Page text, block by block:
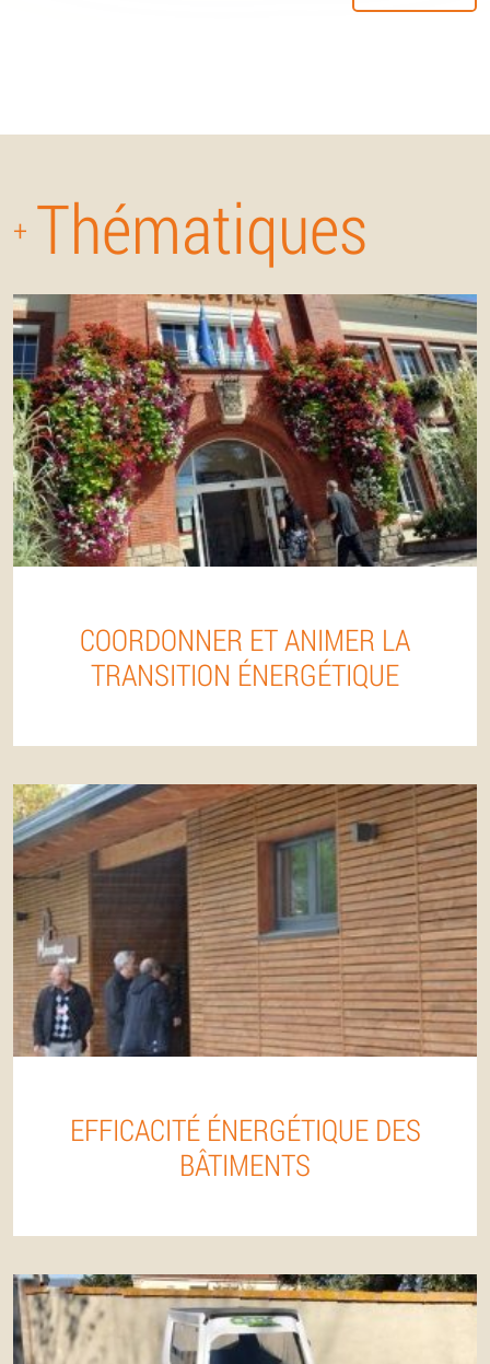
+ Thématiques
COORDONNER ET ANIMER LA
TRANSITION ÉNERGÉTIQUE
EFFICACITÉ ÉNERGÉTIQUE DES
BÂTIMENTS